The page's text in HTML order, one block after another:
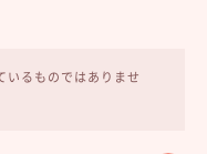
るものではありませ